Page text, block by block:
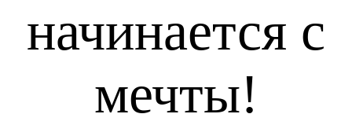
начинается с
мечты!